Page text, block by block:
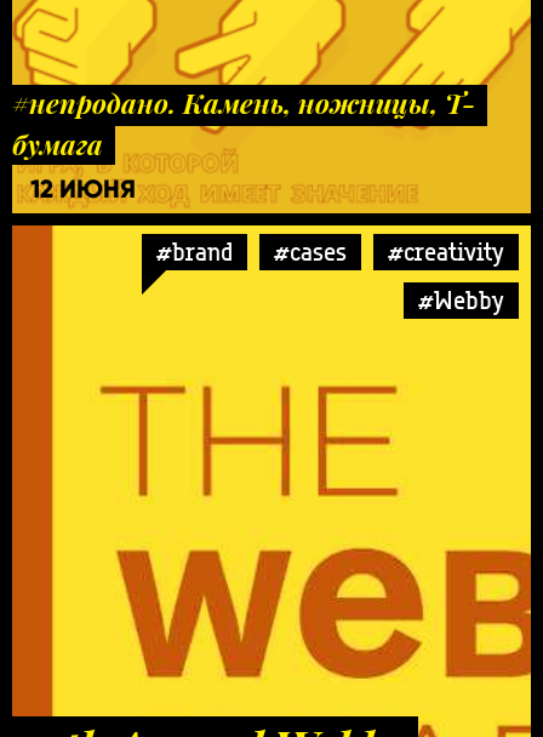
#непродано. Камень, ножницы, Т-
бумага
12 ИЮНЯ
#brand #cases
#creativity
#Webby